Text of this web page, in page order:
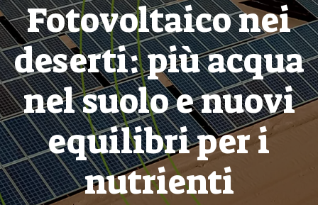
Fotovoltaico nei
deserti: più acqua
nel suolo e nuovi
equilibri per i
nutrienti